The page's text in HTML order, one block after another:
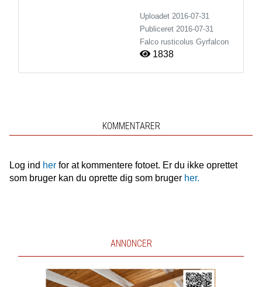
Uploadet 2016-07-31
Publiceret 2016-07-31
Falco rusticolus Gyrfalcon
1838
KOMMENTARER
Log ind herfor at kommentere fotoet. Er du ikke oprettet
som bruger kan du oprette dig som bruger her.
ANNONCER